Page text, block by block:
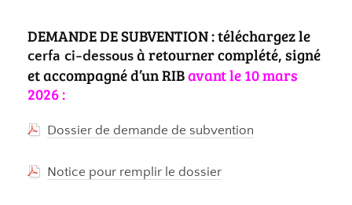
DEMANDE DE SUBVENTION : téléchargez le
cerfa ci-dessousà retourner complété, signé
et accompagné d’un RIBavant le 10 mars
2026 :
Dossier de demande de subvention
Notice pour remplir le dossier